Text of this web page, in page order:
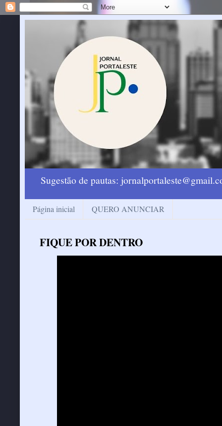
Sugestão de pautas:
Página inicial QUERO ANUNCIAR
FIQUE POR DENTRO